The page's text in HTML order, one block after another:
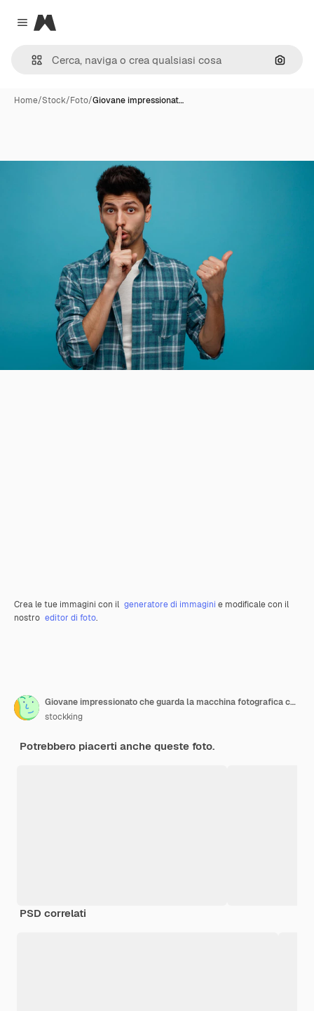
Close menu
Magnific
Cerca
Home/Stock/Foto/Giovane impressionat…
Crea le tue immagini con il generatore di immagini e modificale con il
nostro editor di foto.
Giovane impressionato che guarda la macchina fotografica che mostra un gesto di silenzio che punta al lato isolato su sfondo blu
stockking
Potrebbero piacerti anche queste foto.
PSD correlati